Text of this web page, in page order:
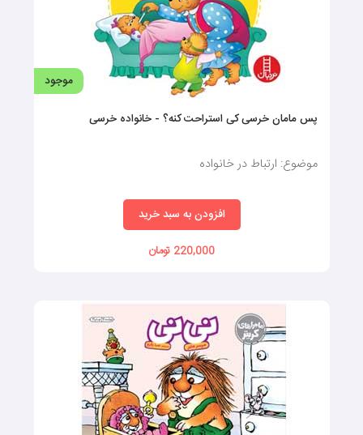
موجود
پس مامان خرسی کی استراحت کنه؟ - خانواده خرسی
موضوع: ارتباط در خانواده
افزودن به سبد خرید
220,000 تومان